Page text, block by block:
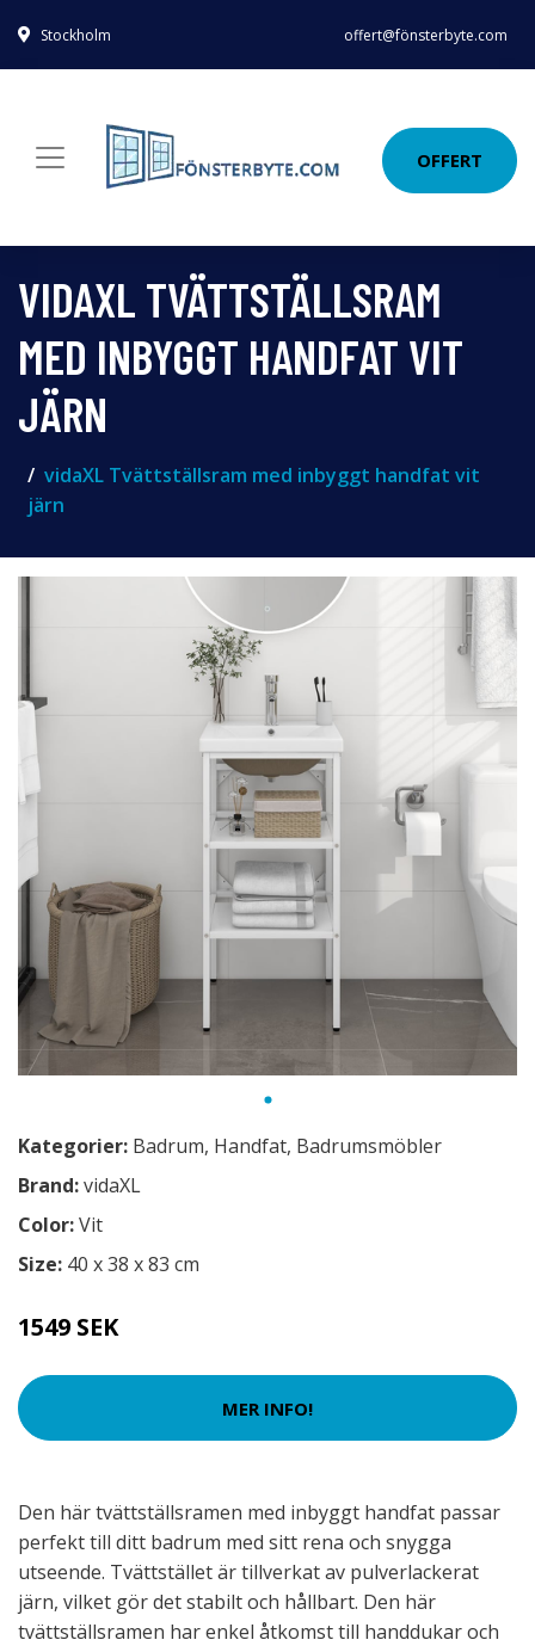
Stockholm offert@fönsterbyte.com
OFFERT
VIDAXL TVÄTTSTÄLLSRAM
MED INBYGGT HANDFAT VIT
JÄRN
vidaXL Tvättställsram med inbyggt handfat vit
järn
Kategorier: Badrum, Handfat, Badrumsmöbler
Brand:vidaXL
Color:Vit
Size: 40 x 38 x 83 cm
1549 SEK
MER INFO!
Den här tvättställsramen med inbyggt handfat passar
perfekt till ditt badrum med sitt rena och snygga
utseende. Tvättstället är tillverkat av pulverlackerat
järn, vilket gör det stabilt och hållbart. Den här
tvättställsramen har enkel åtkomst till handdukar och